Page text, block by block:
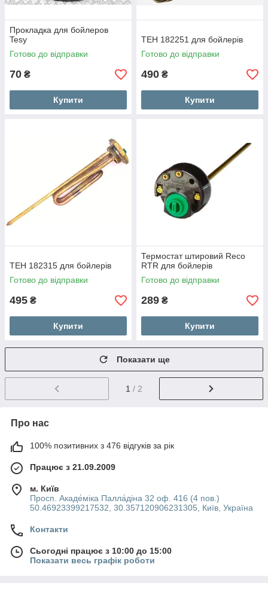
Прокладка для бойлеров
Tesy
Готово до відправки
70 ₴
Купити
ТЕН 182251 для бойлерів
Готово до відправки
490 ₴
Купити
ТЕН 182315 для бойлерів
Готово до відправки
495 ₴
Купити
Термостат штировий Reco
RTR для бойлерів
Готово до відправки
289 ₴
Купити
Показати ще
1 / 2
Про нас
100% позитивних з 476 відгуків за рік
Працює з 21.09.2009
м. Київ
Просп. Акаде́міка Палла́діна 32 оф. 416 (4 пов.)
50.46923399217532, 30.357120906231305, Київ, Україна
Контакти
Сьогодні працює з 10:00 до 15:00
Показати весь графік роботи